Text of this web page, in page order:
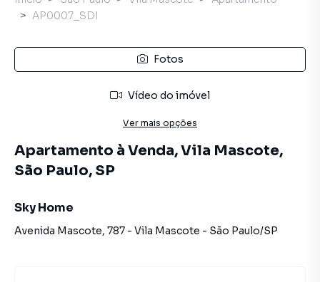
AP0007_SDI
Fotos
Vídeo do imóvel
Ver mais opções
Apartamento à Venda, Vila Mascote,
São Paulo, SP
Sky Home
Avenida Mascote, 787 - Vila Mascote - São Paulo/SP